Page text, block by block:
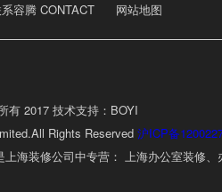
容腾 CONTACT 网站地图
有 2017 技术支持：BOYI
Rights Reserved 沪ICP备
海装修公司中专营： 上海办公室装修